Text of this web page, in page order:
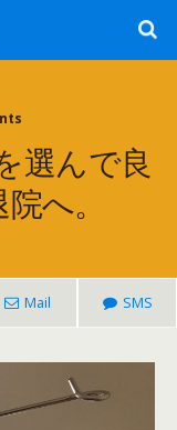
選んで良
へ。
Mail SMS